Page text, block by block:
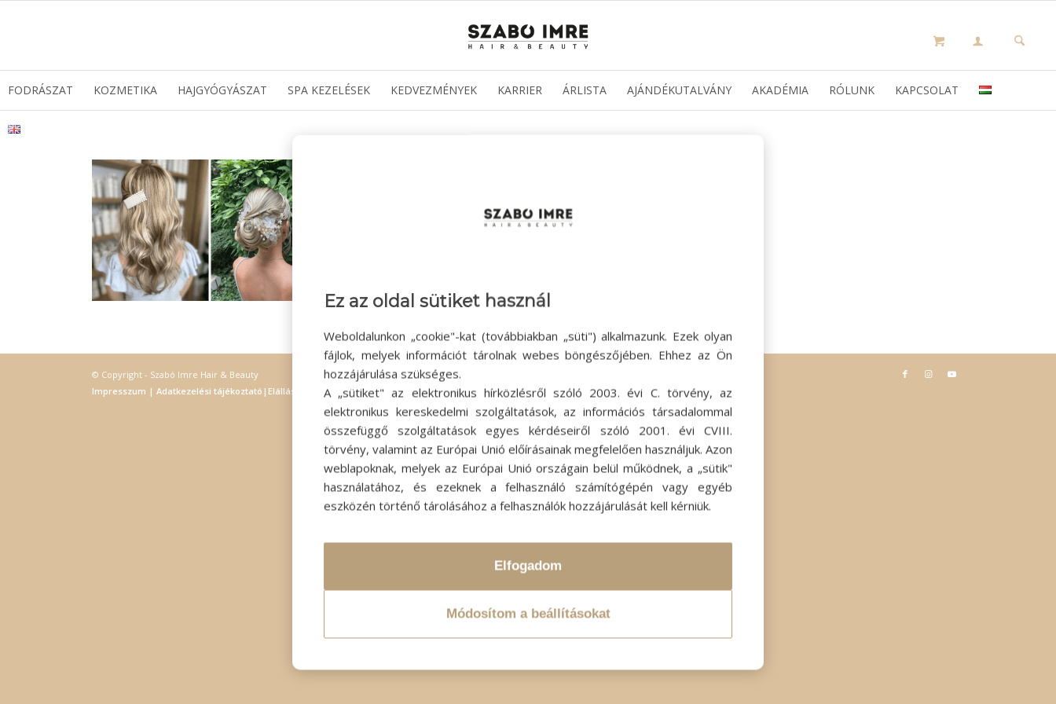
FODRÁSZAT KOZMETIKA HAJGYÓGYÁSZAT SPA KEZELÉSEK KEDVEZMÉNYEK KARRIER ÁRLISTA AJÁNDÉKUTALVÁNY AKADÉMIA RÓLUNK KAPCSOLAT
© Copyright - Szabó Imre Hair & Beauty
Impresszum | Adatkezelési tájékoztató | Elállás
Ez az oldal sütiket használ
Weboldalunkon „cookie"-kat (továbbiakban „süti") alkalmazunk. Ezek olyan
fájlok, melyek információt tárolnak webes böngészőjében. Ehhez az Ön
hozzájárulása szükséges.
A „sütiket" az elektronikus hírközlésről szóló 2003. évi C. törvény, az
elektronikus kereskedelmi szolgáltatások, az információs társadalommal
összefüggő szolgáltatások egyes kérdéseiről szóló 2001. évi CVIII.
törvény, valamint az Európai Unió előírásainak megfelelően használjuk. Azon
weblapoknak, melyek az Európai Unió országain belül működnek, a „sütik"
használatához, és ezeknek a felhasználó számítógépén vagy egyéb
eszközén történő tárolásához a felhasználók hozzájárulását kell kérniük.
Elfogadom
Módosítom a beállításokat